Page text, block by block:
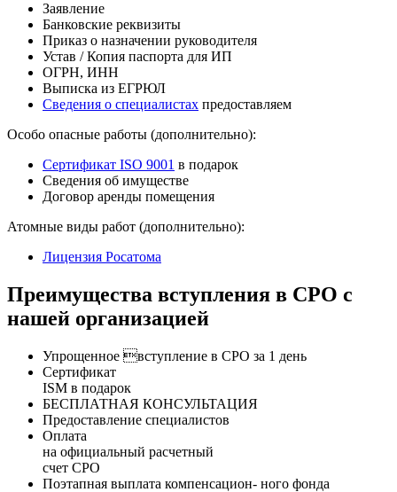
Заявление
Банковские реквизиты
Приказ о назначении руководителя
Устав / Копия паспорта для ИП
ОГРН, ИНН
Выписка из ЕГРЮЛ
Сведения о специалистах предоставляем
Особо опасные работы (дополнительно):
Сертификат ISO 9001 в подарок
Сведения об имуществе
Договор аренды помещения
Атомные виды работ (дополнительно):
Лицензия Росатома
Преимущества вступления в СРО с
нашей организацией
Упрощенное вступление в СРО за 1 день
Сертификат
ISM в подарок
БЕСПЛАТНАЯ КОНСУЛЬТАЦИЯ
Предоставление специалистов
Оплата
на официальный расчетный
счет СРО
Поэтапная выплата компенсацион- ного фонда